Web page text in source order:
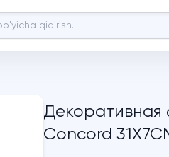
Декоративная
Concord